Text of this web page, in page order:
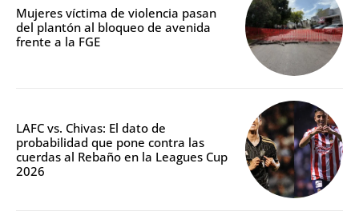
Mujeres víctima de violencia pasan
del plantón al bloqueo de avenida
frente a la FGE
LAFC vs. Chivas: El dato de
probabilidad que pone contra las
cuerdas al Rebaño en la Leagues Cup
2026